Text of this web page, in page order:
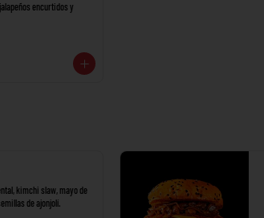
encurtidos y
kimchi slaw, mayo de
de ajonjolí.